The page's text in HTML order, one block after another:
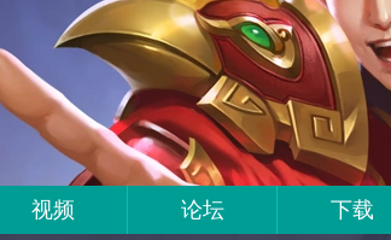
王权与自由
视频 论坛 下载